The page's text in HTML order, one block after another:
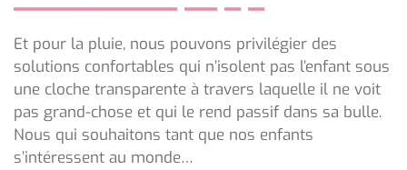
Et pour la pluie, nous pouvons privilégier des
solutions confortables qui n’isolent pas l’enfant sous
une cloche transparente à travers laquelle il ne voit
pas grand-chose et qui le rend passif dans sa bulle.
Nous qui souhaitons tant que nos enfants
s’intéressent au monde…